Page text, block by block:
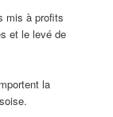
mis à profits
et le levé de
la